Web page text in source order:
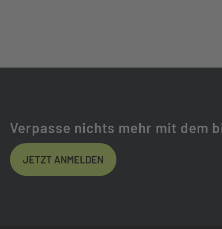
FEDERWEG (MM):
Verpasse nichts mehr mit dem
JETZT ANMELDEN